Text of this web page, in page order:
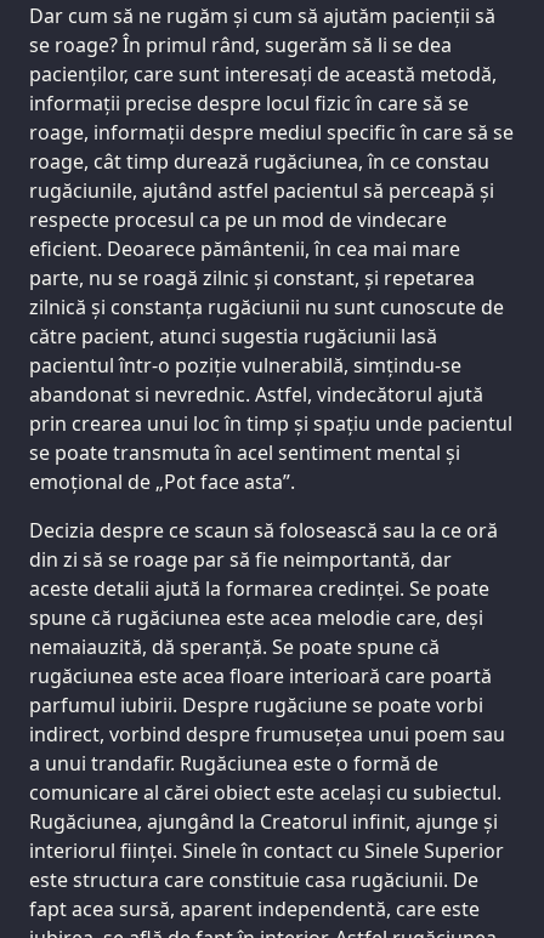
Dar cum să ne rugăm și cum să ajutăm pacienții să
se roage? În primul rând, sugerăm să li se dea
pacienților, care sunt interesați de această metodă,
informații precise despre locul fizic în care să se
roage, informații despre mediul specific în care să se
roage, cât timp durează rugăciunea, în ce constau
rugăciunile, ajutând astfel pacientul să perceapă și
respecte procesul ca pe un mod de vindecare
eficient. Deoarece pământenii, în cea mai mare
parte, nu se roagă zilnic și constant, și repetarea
zilnică și constanța rugăciunii nu sunt cunoscute de
către pacient, atunci sugestia rugăciunii lasă
pacientul într-o poziție vulnerabilă, simțindu-se
abandonat si nevrednic. Astfel, vindecătorul ajută
prin crearea unui loc în timp și spațiu unde pacientul
se poate transmuta în acel sentiment mental și
emoțional de „Pot face asta”.
Decizia despre ce scaun să folosească sau la ce oră
din zi să se roage par să fie neimportantă, dar
aceste detalii ajută la formarea credinței. Se poate
spune că rugăciunea este acea melodie care, deși
nemaiauzită, dă speranță. Se poate spune că
rugăciunea este acea floare interioară care poartă
parfumul iubirii. Despre rugăciune se poate vorbi
indirect, vorbind despre frumusețea unui poem sau
a unui trandafir. Rugăciunea este o formă de
comunicare al cărei obiect este același cu subiectul.
Rugăciunea, ajungând la Creatorul infinit, ajunge și
interiorul ființei. Sinele în contact cu Sinele Superior
este structura care constituie casa rugăciunii. De
fapt acea sursă, aparent independentă, care este